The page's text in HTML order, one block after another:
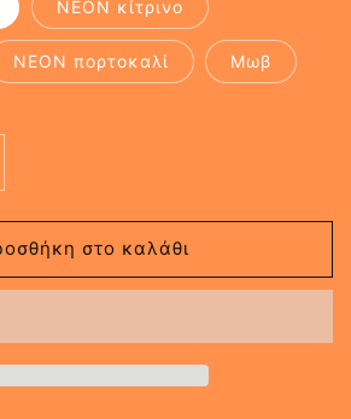
NEON κίτρινο
ΝΕΟΝ πορτοκαλί Μωβ
στο καλάθι